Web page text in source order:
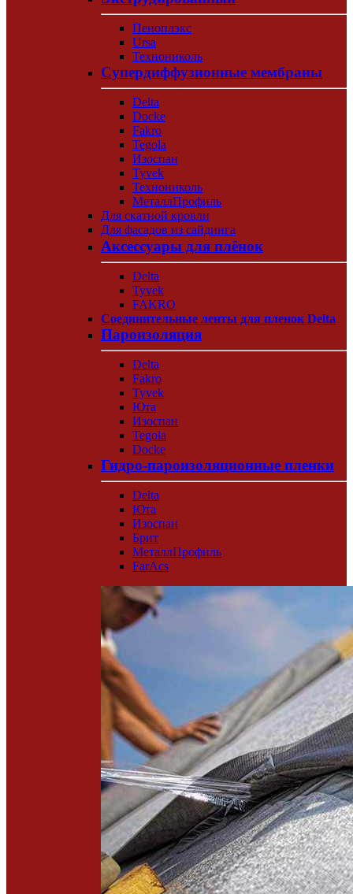
Пеноплэкс
Ursa
Технониколь
Супердиффузионные мембраны
Delta
Docke
Fakro
Tegola
Изоспан
Tyvek
Технониколь
МеталлПрофиль
Для скатной кровли
Для фасадов из сайдинга
Аксессуары для плёнок
Delta
Tyvek
FAKRO
Соединительные ленты для пленок Delta
Пароизоляция
Delta
Fakro
Tyvek
Юта
Изоспан
Tegola
Docke
Гидро-пароизоляционные пленки
Delta
Юта
Изоспан
Брит
МеталлПрофиль
FarAcs